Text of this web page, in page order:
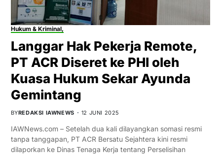
Hukum & Kriminal,
Langgar Hak Pekerja Remote,
PT ACR Diseret ke PHI oleh
Kuasa Hukum Sekar Ayunda
Gemintang
BYREDAKSI IAWNEWS 12 JUNI 2025
IAWNews.com – Setelah dua kali dilayangkan somasi resmi
tanpa tanggapan, PT ACR Bersatu Sejahtera kini resmi
dilaporkan ke Dinas Tenaga Kerja tentang Perselisihan